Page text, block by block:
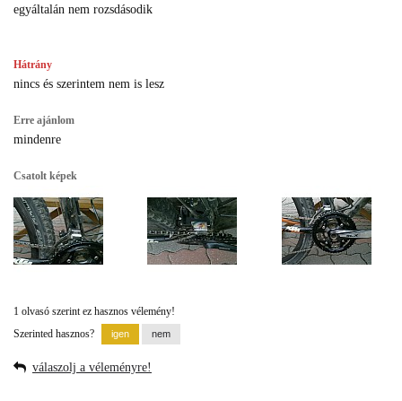
egyáltalán nem rozsdásodik
Hátrány
nincs és szerintem nem is lesz
Erre ajánlom
mindenre
Csatolt képek
1 olvasó szerint ez hasznos vélemény!
Szerinted hasznos?
válaszolj a véleményre!